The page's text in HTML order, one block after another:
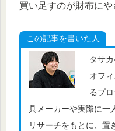
買い足すのが財布にや
この記事を書いた人
タサ
オフ
るプ
具メーカーや実際に一
リサーチをもとに、置